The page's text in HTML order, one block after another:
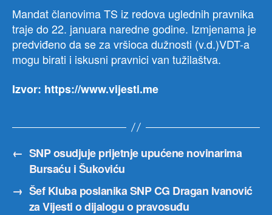
Mandat članovima TS iz redova uglednih pravnika
traje do 22. januara naredne godine. Izmjenama je
predviđeno da se za vršioca dužnosti (v.d.)VDT-a
mogu birati i iskusni pravnici van tužilaštva.
Izvor: https://www.vijesti.me
← SNP osudjuje prijetnje upućene novinarima
Bursaću i Šukoviću
→ Šef Kluba poslanika SNP CG Dragan Ivanović
za Vijesti o dijalogu o pravosuđu